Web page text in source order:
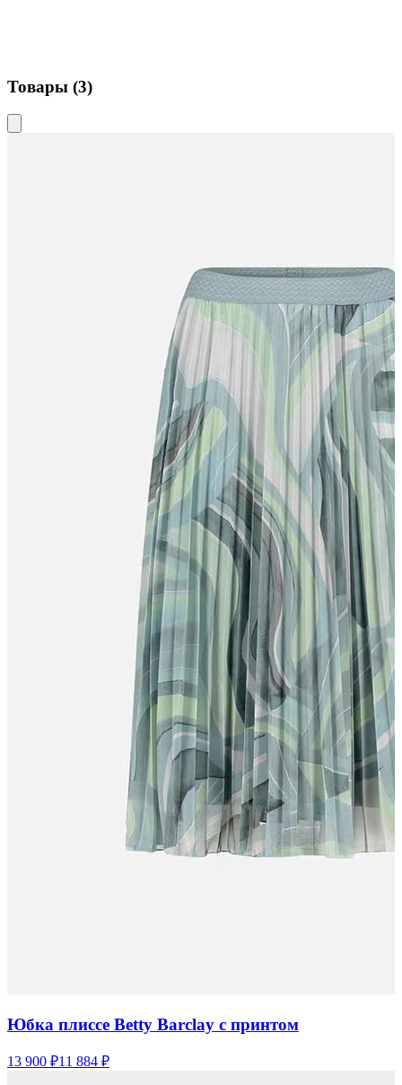
Товары (3)
Юбка плиссе Betty Barclay с принтом
13 900 ₽11 884 ₽